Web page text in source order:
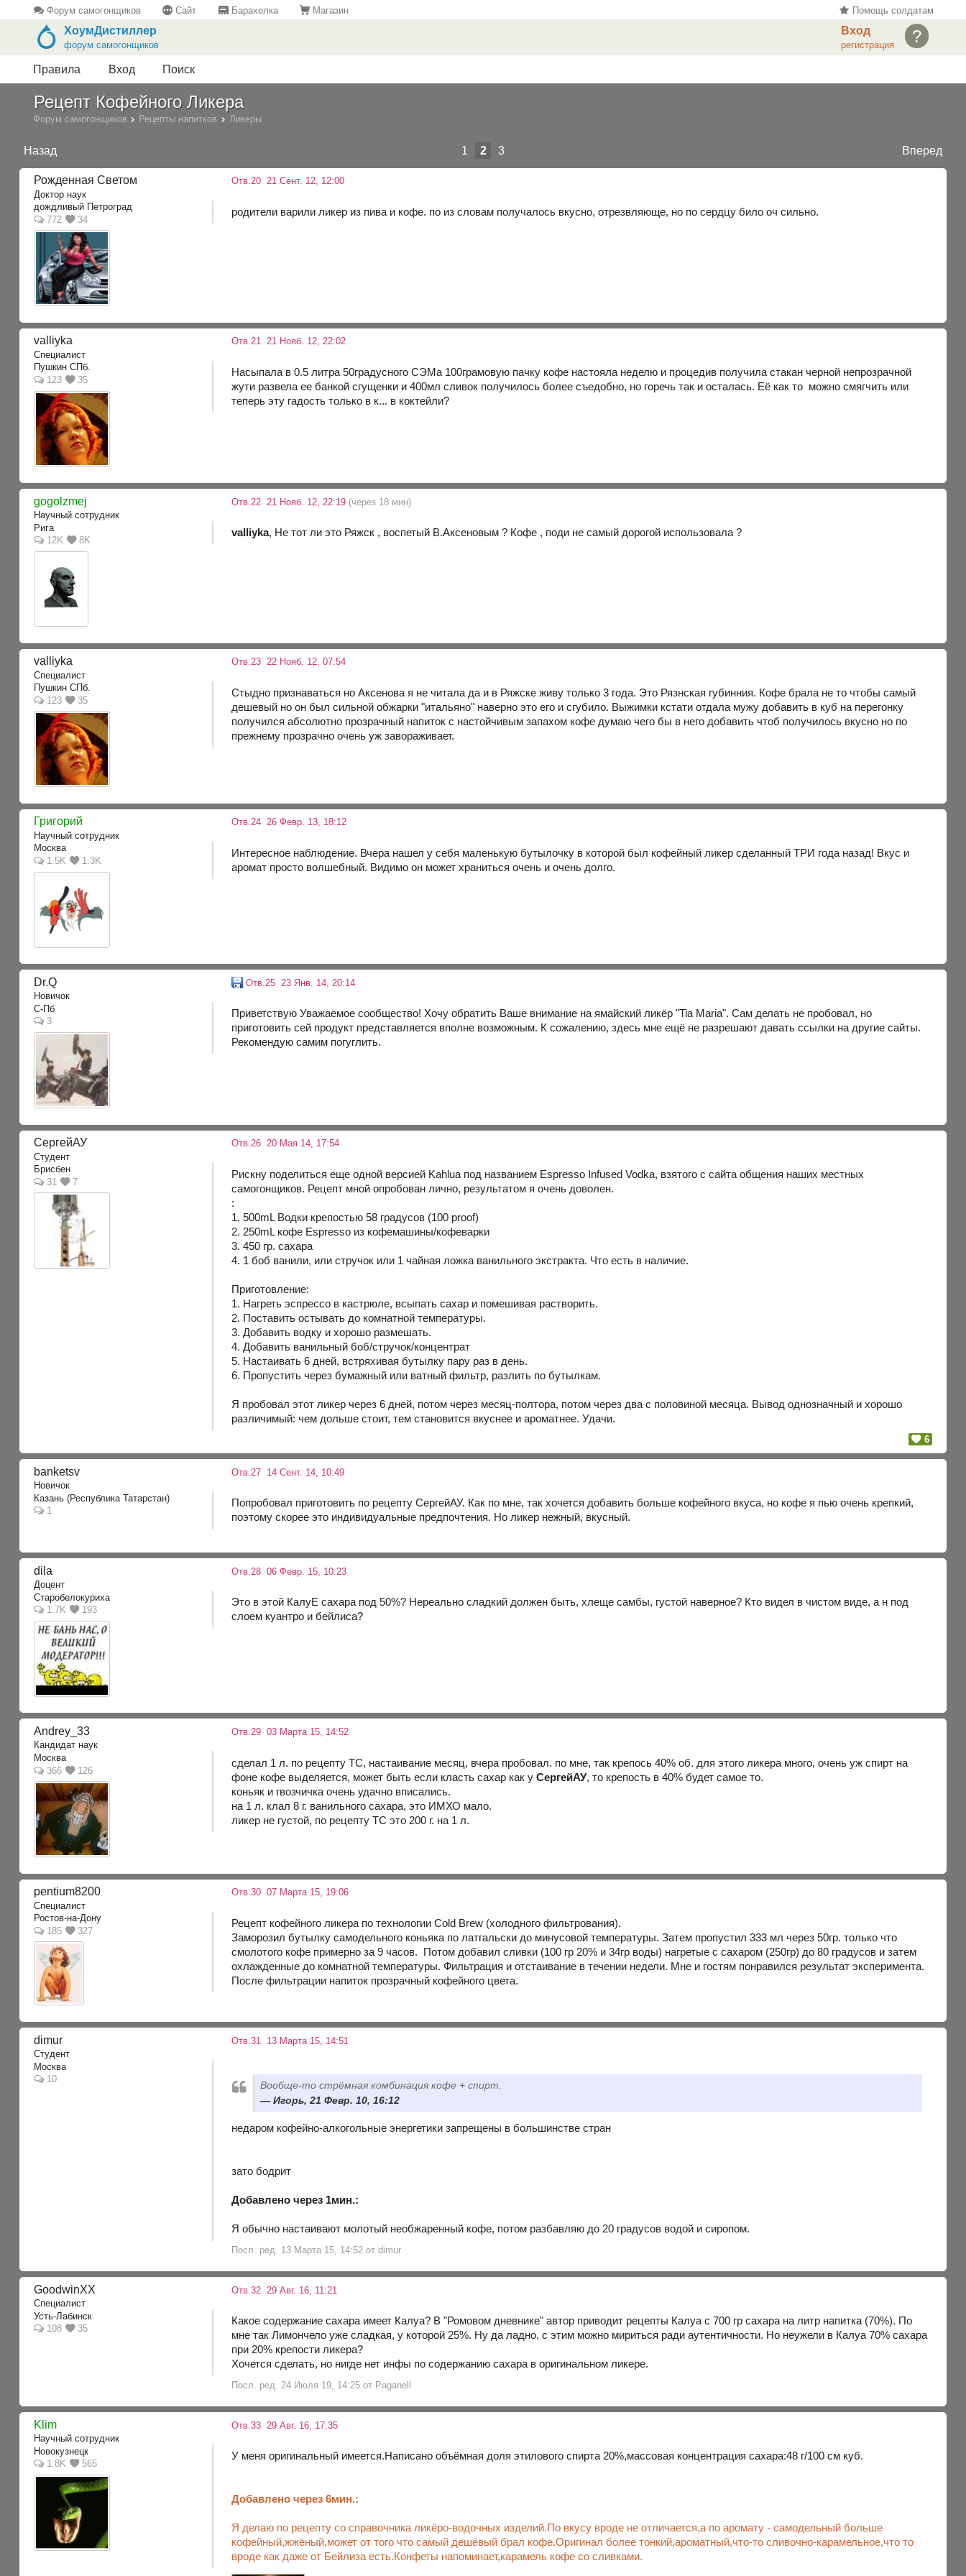
Форум самогонщиков Сайт Барахолка Магазин Помощь солдатам
?
Вход
регистрация
ХоумДистиллер
форум самогонщиков
Правила Вход Поиск
Рецепт Кофейного Ликера
Форум самогонщиков Рецепты напитков Ликеры
Назад Вперед
1 2 3
Рожденная Светом
Доктор наук
дождливый Петроград
772
34
Отв.20 21 Сент. 12, 12:00
родители варили ликер из пива и кофе. по из словам получалось вкусно, отрезвляюще, но по сердцу било оч сильно.
valliyka
Специалист
Пушкин СПб.
123
35
Отв.21 21 Нояб. 12, 22:02
Насыпала в 0.5 литра 50градусного СЭМа 100грамовую пачку кофе настояла неделю и процедив получила стакан черной непрозрачной
жути развела ее банкой сгущенки и 400мл сливок получилось более съедобно, но горечь так и осталась. Её как то можно смягчить или
теперь эту гадость только в к... в коктейли?
gogolzmej
Научный сотрудник
Рига
12K
8K
Отв.22 21 Нояб. 12, 22:19 (через 18 мин)
valliyka, Не тот ли это Ряжск , воспетый В.Аксеновым ? Кофе , поди не самый дорогой использовала ?
valliyka
Специалист
Пушкин СПб.
123
35
Отв.23 22 Нояб. 12, 07:54
Стыдно признаваться но Аксенова я не читала да и в Ряжске живу только 3 года. Это Рязнская губинния. Кофе брала не то чтобы самый
дешевый но он был сильной обжарки "итальяно" наверно это его и сгубило. Выжимки кстати отдала мужу добавить в куб на перегонку
получился абсолютно прозрачный напиток с настойчивым запахом кофе думаю чего бы в него добавить чтоб получилось вкусно но по
прежнему прозрачно очень уж завораживает.
Григорий
Научный сотрудник
Москва
1.5K
1.3K
Отв.24 26 Февр. 13, 18:12
Интересное наблюдение. Вчера нашел у себя маленькую бутылочку в которой был кофейный ликер сделанный ТРИ года назад! Вкус и
аромат просто волшебный. Видимо он может храниться очень и очень долго.
Dr.Q
Новичок
С-Пб
3
Отв.25 23 Янв. 14, 20:14
Приветствую Уважаемое сообщество! Хочу обратить Ваше внимание на ямайский ликёр "Tia Maria". Сам делать не пробовал, но
приготовить сей продукт представляется вполне возможным. К сожалению, здесь мне ещё не разрешают давать ссылки на другие сайты.
Рекомендую самим погуглить.
СергейАУ
Студент
Брисбен
31
7
Отв.26 20 Мая 14, 17:54
Рискну поделиться еще одной версией Kahlua под названием Espresso Infused Vodka, взятого с сайта общения наших местных
самогонщиков. Рецепт мной опробован лично, результатом я очень доволен.
:
1. 500mL Водки крепостью 58 градусов (100 proof)
2. 250mL кофе Espresso из кофемашины/кофеварки
3. 450 гр. сахара
4. 1 боб ванили, или стручок или 1 чайная ложка ванильного экстракта. Что есть в наличие.
Приготовление:
1. Нагреть эспрессо в кастрюле, всыпать сахар и помешивая растворить.
2. Поставить остывать до комнатной температуры.
3. Добавить водку и хорошо размешать.
4. Добавить ванильный боб/стручок/концентрат
5. Настаивать 6 дней, встряхивая бутылку пару раз в день.
6. Пропустить через бумажный или ватный фильтр, разлить по бутылкам.
Я пробовал этот ликер через 6 дней, потом через месяц-полтора, потом через два с половиной месяца. Вывод однозначный и хорошо
различимый: чем дольше стоит, тем становится вкуснее и ароматнее. Удачи.
6
banketsv
Новичок
Казань (Республика Татарстан)
1
Отв.27 14 Сент. 14, 10:49
Попробовал приготовить по рецепту СергейАУ. Как по мне, так хочется добавить больше кофейного вкуса, но кофе я пью очень крепкий,
поэтому скорее это индивидуальные предпочтения. Но ликер нежный, вкусный.
dila
Доцент
Старобелокуриха
1.7K
193
Отв.28 06 Февр. 15, 10:23
Это в этой КалуЕ сахара под 50%? Нереально сладкий должен быть, хлеще самбы, густой наверное? Кто видел в чистом виде, а н под
слоем куантро и бейлиса?
Andrey_33
Кандидат наук
Москва
366
126
Отв.29 03 Марта 15, 14:52
сделал 1 л. по рецепту ТС, настаивание месяц, вчера пробовал. по мне, так крепось 40% об. для этого ликера много, очень уж спирт на
фоне кофе выделяется, может быть если класть сахар как уСергейАУ, то крепость в 40% будет самое то.
коньяк и гвозчичка очень удачно вписались.
на 1 л. клал 8 г. ванильного сахара, это ИМХО мало.
ликер не густой, по рецепту ТС это 200 г. на 1 л.
pentium8200
Специалист
Ростов-на-Дону
185
327
Отв.30 07 Марта 15, 19:06
Рецепт кофейного ликера по технологии Cold Brew (холодного фильтрования).
Заморозил бутылку самодельного коньяка по латгальски до минусовой температуры. Затем пропустил 333 мл через 50гр. только что
смолотого кофе примерно за 9 часов. Потом добавил сливки (100 гр 20% и 34гр воды) нагретые с сахаром (250гр) до 80 градусов и затем
охлажденные до комнатной температуры. Фильтрация и отстаивание в течении недели. Мне и гостям понравился результат эксперимента.
После фильтрации напиток прозрачный кофейного цвета.
dimur
Студент
Москва
10
Отв.31 13 Марта 15, 14:51
Вообще-то стрёмная комбинация кофе + спирт.
Игорь, 21 Февр. 10, 16:12
недаром кофейно-алкогольные энергетики запрещены в большинстве стран
зато бодрит
Добавлено через 1мин.:
Я обычно настаивают молотый необжаренный кофе, потом разбавляю до 20 градусов водой и сиропом.
Посл. ред. 13 Марта 15, 14:52 от dimur
GoodwinXX
Специалист
Усть-Лабинск
108
35
Отв.32 29 Авг. 16, 11:21
Какое содержание сахара имеет Калуа? В "Ромовом дневнике" автор приводит рецепты Калуа с 700 гр сахара на литр напитка (70%). По
мне так Лимончело уже сладкая, у которой 25%. Ну да ладно, с этим можно мириться ради аутентичности. Но неужели в Калуа 70% сахара
при 20% крепости ликера?
Хочется сделать, но нигде нет инфы по содержанию сахара в оригинальном ликере.
Посл. ред. 24 Июля 19, 14:25 от Paganell
Klim
Научный сотрудник
Новокузнецк
1.8K
565
Отв.33 29 Авг. 16, 17:35
У меня оригинальный имеется.Написано объёмная доля этилового спирта 20%,массовая концентрация сахара:48 г/100 см куб.
Добавлено через 6мин.:
Я делаю по рецепту со справочника ликёро-водочных изделий.По вкусу вроде не отличается,а по аромату - самодельный больше
кофейный,жжёный,может от того что самый дешёвый брал кофе.Оригинал более тонкий,ароматный,что-то сливочно-карамельное,что то
вроде как даже от Бейлиза есть.Конфеты напоминает,карамель кофе со сливками.